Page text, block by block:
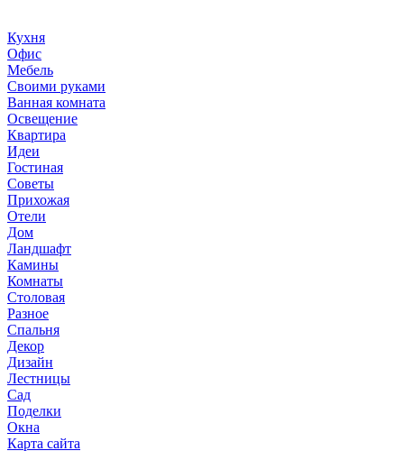
Кухня
Офис
Мебель
Своими руками
Ванная комната
Освещение
Квартира
Идеи
Гостиная
Советы
Прихожая
Отели
Дом
Ландшафт
Камины
Комнаты
Столовая
Разное
Спальня
Декор
Дизайн
Лестницы
Сад
Поделки
Окна
Карта сайта